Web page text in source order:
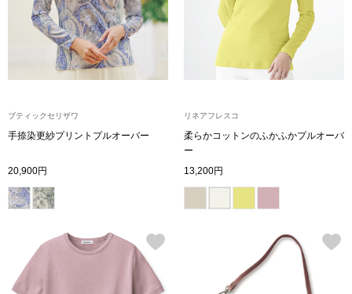
ブルゾン
その他
Tシャツ／カッ
ポロシャツ
シャツ／ブラ
ブティックセリザワ
手捺染更紗プリントプルオーバー
20,900円
リネアフレスコ
柔らかコットンのふかふかプルオーバ
ー
13,200円